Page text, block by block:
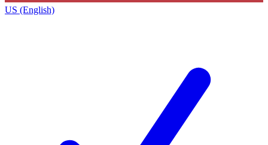
US (English)